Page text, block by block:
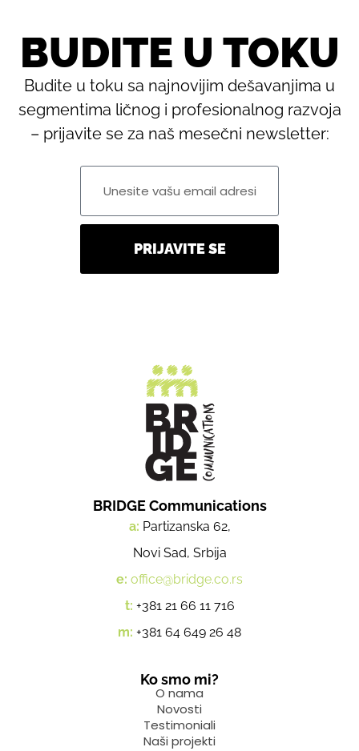
BUDITE U TOKU
Budite u toku sa najnovijim dešavanjima u
segmentima ličnog i profesionalnog razvoja
– prijavite se za naš mesečni newsletter:
PRIJAVITE SE
BRIDGE Communications
a: Partizanska 62,
Novi Sad, Srbija
e: office@bridge.co.rs
t: +381 21 66 11 716
m: +381 64 649 26 48
Ko smo mi?
O nama
Novosti
Testimoniali
Naši projekti